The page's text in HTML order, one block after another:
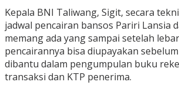
Kepala BNI Taliwang, Sigit, secara
jadwal pencairan bansos Pariri Lansia
memang ada yang sampai setelah
pencairannya bisa diupayakan
dibantu dalam pengumpulan buku
transaksi dan KTP penerima.